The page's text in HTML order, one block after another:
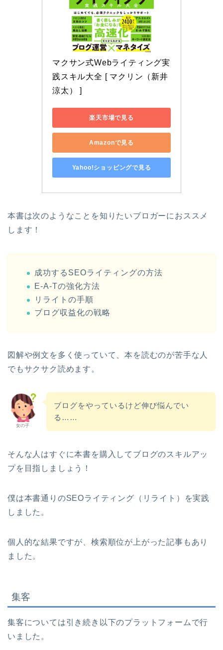
マクサン式Webライティング実
践スキル大全 [ マクリン（新井
涼太） ]
楽天市場で見る
Amazonで見る
Yahoo!ショッピングで見る
本書は次のようなことを知りたいブロガーにおススメ
します！
成功するSEOライティングの方法
E-A-Tの強化方法
リライトの手順
ブログ収益化の戦略
図解や例文を多く使っていて、本を読むのが苦手な人
でもサクサク読めます。
女の子
ブログをやっているけど伸び悩んでい
る……
そんな人はすぐに本書を購入してブログのスキルアッ
プを目指しましょう！
僕は本書通りのSEOライティング（リライト）を実践
しました。
個人的な結果ですが、検索順位が上がった記事もあり
ました。
集客
集客については引き続き以下のプラットフォームで行
いました。